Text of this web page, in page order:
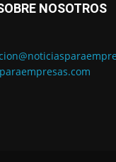
NOSOTROS